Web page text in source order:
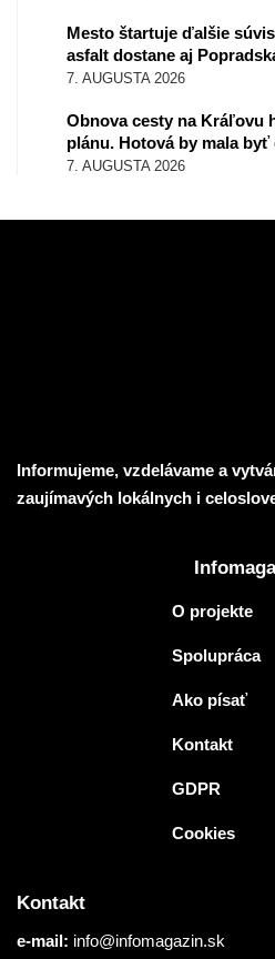
Mesto štartuje ďalšie
asfalt dostane aj
7. AUGUSTA 2026
Obnova cesty na Kráľovu
plánu. Hotová by mala
7. AUGUSTA 2026
Informujeme, vzdelávame a
zaujímavých lokálnych i
O projekte
Spolupráca
Ako písať
Kontakt
GDPR
Cookies
Kontakt
e-mail: info@infomagazin.sk